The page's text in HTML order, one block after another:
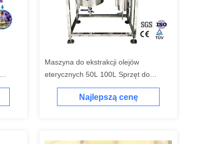
Maszyna do ekstrakcji olejów
eterycznych 50L 100L Sprzęt do
destylacji parowej aromaterapii
Najlepszą cenę